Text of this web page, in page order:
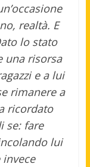
realtà. E
lo stato
una risorsa
e a lui
rimanere a
ricordato
se: fare
lui